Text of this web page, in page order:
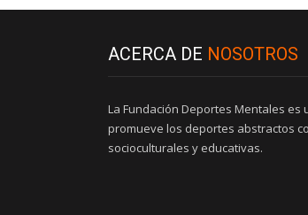
ACERCA DE NOSOTROS
La Fundación Deportes Mentales
promueve los deportes abstractos
socioculturales y educativas.